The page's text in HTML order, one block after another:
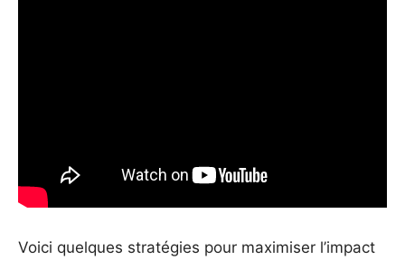
Voici quelques stratégies pour maximiser l’impact